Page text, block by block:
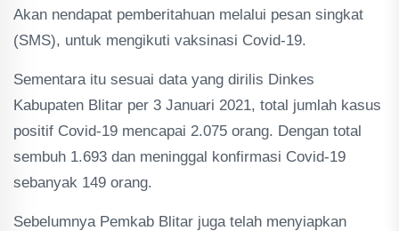
Akan nendapat pemberitahuan melalui pesan singkat
(SMS), untuk mengikuti vaksinasi Covid-19.
Sementara itu sesuai data yang dirilis Dinkes
Kabupaten Blitar per 3 Januari 2021, total jumlah kasus
positif Covid-19 mencapai 2.075 orang. Dengan total
sembuh 1.693 dan meninggal konfirmasi Covid-19
sebanyak 149 orang.
Sebelumnya Pemkab Blitar juga telah menyiapkan